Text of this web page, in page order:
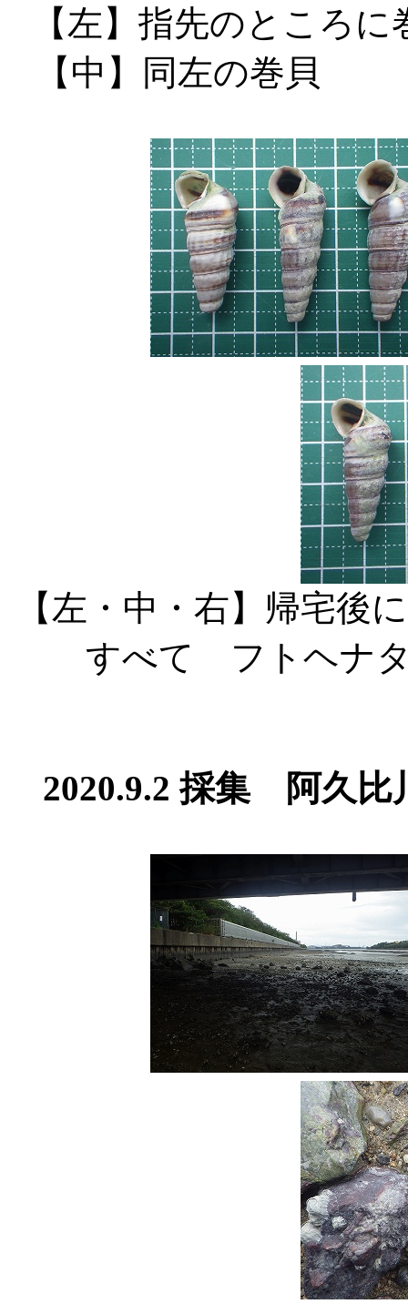
【左】指先のとこ
【中】同左の巻貝
【左・中・右】帰宅後
すべて フトヘナ
2020.9.2 採集 阿久比